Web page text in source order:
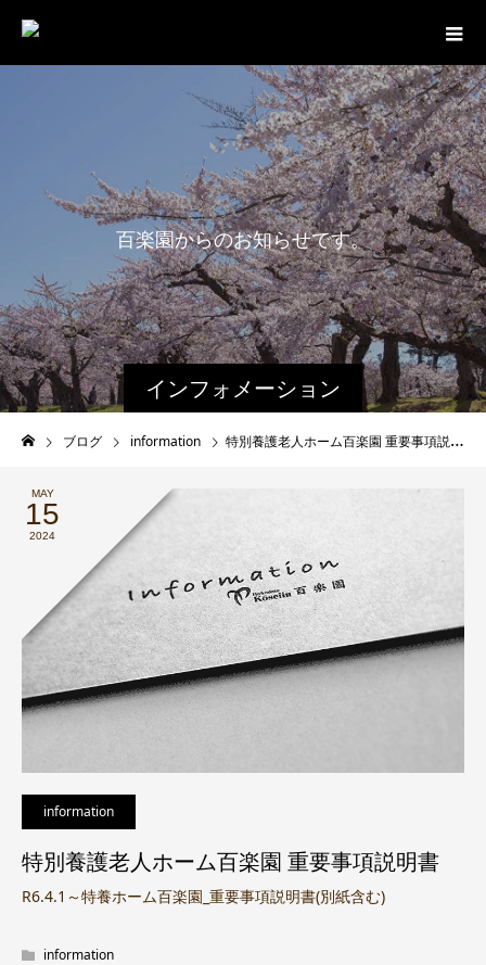
インフォメーション
百楽園からのお知らせです。
ブログ information 特別養護老人ホーム百楽園 重要事項説明書
MAY
15
2024
information
特別養護老人ホーム百楽園 重要事項説明書
R6.4.1～特養ホーム百楽園_重要事項説明書(別紙含む)
information